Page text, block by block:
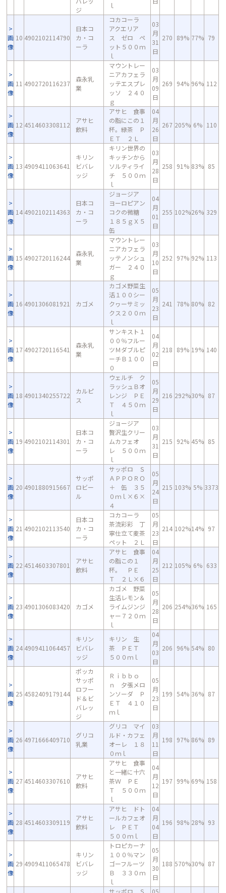
ジ
ｌ
画
像
10 4902102114790
日本コ
カ・コ
ーラ
コカコーラ
アクエリア
ス ゼロ ペ
ット５００ｍ
ｌ
03
月
31
日
270 89% 77% 79
画
像
11 4902720116237
森永乳
業
マウントレー
ニアカフェラ
ッテエスプレ
ッソ ２４０
ｇ
03
月
09
日
269 94% 96% 112
画
像
12 4514603308112
アサヒ
飲料
アサヒ 食事
の脂にこの１
杯。緑茶 Ｐ
ＥＴ ２Ｌ
04
月
26
日
267 205% 6% 110
画
像
13 4909411063641
キリン
ビバレ
ッジ
キリン世界の
キッチンから
ソルティライ
チ ５００ｍ
ｌ
03
月
28
日
258 91% 83% 85
画
像
14 4902102114363
日本コ
カ・コ
ーラ
ジョージア
ヨーロピアン
コクの微糖
１８５ｇＸ５
缶
04
月
01
日
255 102%26% 329
画
像
15 4902720116244
森永乳
業
マウントレー
ニアカフェラ
ッテノンシュ
ガー ２４０
ｇ
03
月
10
日
252 97% 92% 113
画
像
16 4901306081921 カゴメ
カゴメ野菜生
活１００シー
クヮーサミッ
クス２００ｍ
ｌ
05
月
23
日
241 78% 80% 82
画
像
17 4902720116541
森永乳
業
サンキスト１
００％フルー
ツＭダブルピ
ーチＢ１００
０
04
月
02
日
218 89% 19% 140
画
像
18 4901340255722
カルピ
ス
ウェルチ ク
ラッシュＢオ
レンジ ＰＥ
Ｔ ４５０ｍ
ｌ
05
月
29
日
216 292%30% 87
画
像
19 4902102114301
日本コ
カ・コ
ーラ
ジョージア
贅沢生クリー
ムカフェオ
レ ５００ｍ
ｌ
03
月
31
日
215 92% 45% 85
画
像
20 4901880915667
サッポ
ロビー
ル
サッポロ Ｓ
ＡＰＰＯＲＯ
＋ 缶 ３５
０ｍｌ×６×
４
05
月
24
日
215 103% 5% 3373
画
像
21 4902102113540
日本コ
カ・コ
ーラ
コカコーラ
茶流彩彩 丁
寧仕立て麦茶
ペット ２Ｌ
05
月
23
日
214 102%14% 97
画
像
22 4514603307801
アサヒ
飲料
アサヒ 食事
の脂この１
杯。 ＰＥ
Ｔ ２Ｌ×６
04
月
25
日
212 105% 6% 633
画
像
23 4901306083420 カゴメ
カゴメ 野菜
生活レモン＆
ライムジンジ
ャー７２０ｍ
ｌ
05
月
28
日
206 254%36% 165
画
像
24 4909411064457
キリン
ビバレ
ッジ
キリン 生
茶 ＰＥＴ
５００ｍｌ
04
月
03
日
206 96% 54% 80
画
像
25 4582409179144
ポッカ
サッポ
ロフー
ド＆ビ
バレッ
ジ
Ｒｉｂｂｏ
ｎ 夕張メロ
ンソーダ Ｐ
ＥＴ ４１０
ｍｌ
05
月
23
日
199 54% 36% 87
画
像
26 4971666409710
グリコ
乳業
グリコ マイ
ルド・カフェ
オーレ １８
０ｍｌ
03
月
11
日
198 97% 86% 89
画
像
27 4514603307610
アサヒ
飲料
アサヒ 食事
と一緒に十六
茶Ｗ ＰＥ
Ｔ ５００ｍ
ｌ
04
月
12
日
197 99% 69% 158
画
像
28 4514603309119
アサヒ
飲料
アサヒ ドト
ールカフェオ
レ ＰＥＴ
５００ｍｌ
04
月
04
日
196 98% 28% 93
画
像
29 4909411065478
キリン
ビバレ
ッジ
トロピカーナ
１００％マン
ゴーフルーツ
Ｂ ３３０ｍ
ｌ
05
月
30
日
188 570%30% 87
サッポロ Ｓ
05